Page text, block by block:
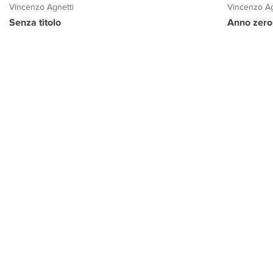
Vincenzo Agnetti
Senza titolo
Vincenzo
Anno zero